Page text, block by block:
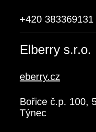
+420 383369131
Elberry s.r.o.
eberry.cz
Bořice č.p. 100,
Týnec